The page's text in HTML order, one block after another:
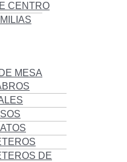
CENTRO
MESA
DE